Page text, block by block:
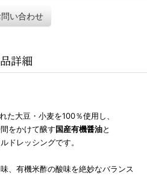
問い合わせ
詳細
た大豆・小麦を100％使用し、
をかけて醸す国産有機醤油と
ドレッシングです。
、有機米酢の酸味を絶妙なバランス